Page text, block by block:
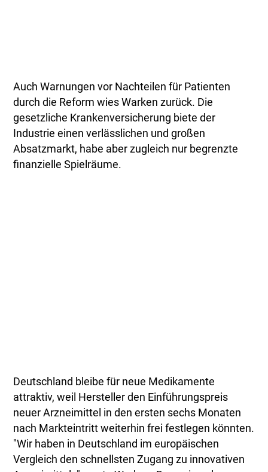
Auch Warnungen vor Nachteilen für Patienten
durch die Reform wies Warken zurück. Die
gesetzliche Krankenversicherung biete der
Industrie einen verlässlichen und großen
Absatzmarkt, habe aber zugleich nur begrenzte
finanzielle Spielräume.
Deutschland bleibe für neue Medikamente
attraktiv, weil Hersteller den Einführungspreis
neuer Arzneimittel in den ersten sechs Monaten
nach Markteintritt weiterhin frei festlegen könnten.
"Wir haben in Deutschland im europäischen
Vergleich den schnellsten Zugang zu innovativen